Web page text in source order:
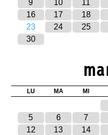
9
10 11
16
17 18
23
24 25
30
LU MA MI
5
6 7
12
13 14